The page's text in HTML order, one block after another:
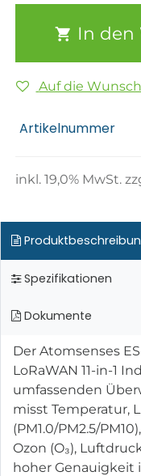
In den
Auf die
Artikelnummer
inkl.19,0% MwSt.
Spezifikationen
Dokumente
Der Atomsenses
LoRaWAN 11-in-1
umfassenden
misst Temperatur,
(PM1.0/PM2.5/
Ozon (O₃),
hoher Genauigkeit